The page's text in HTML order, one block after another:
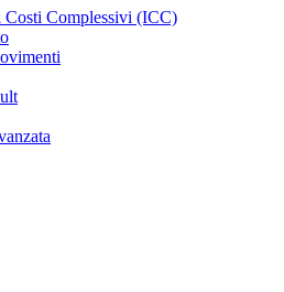
Costi Complessivi (ICC)